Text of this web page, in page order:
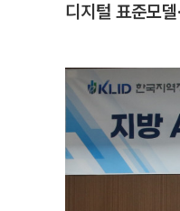
디지털 표준모